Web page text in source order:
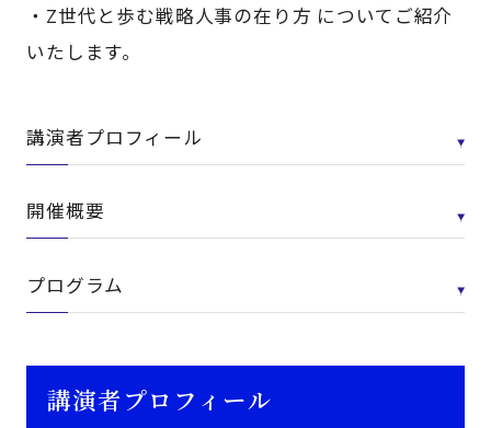
・Z世代と歩む戦略人事の在り方 についてご紹介
いたします。
講演者プロフィール
開催概要
プログラム
講演者プロフィール